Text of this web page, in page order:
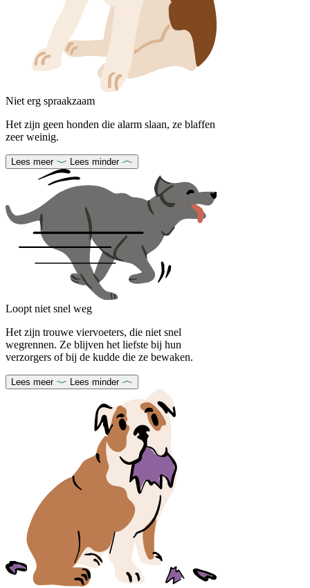
Niet erg spraakzaam
Het zijn geen honden die alarm slaan, ze blaffen
zeer weinig.
Lees meer Lees minder
Loopt niet snel weg
Het zijn trouwe viervoeters, die niet snel
wegrennen. Ze blijven het liefste bij hun
verzorgers of bij de kudde die ze bewaken.
Lees meer Lees minder